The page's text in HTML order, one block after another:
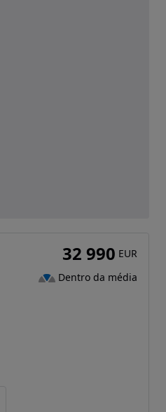
32 990 EUR
Dentro da média